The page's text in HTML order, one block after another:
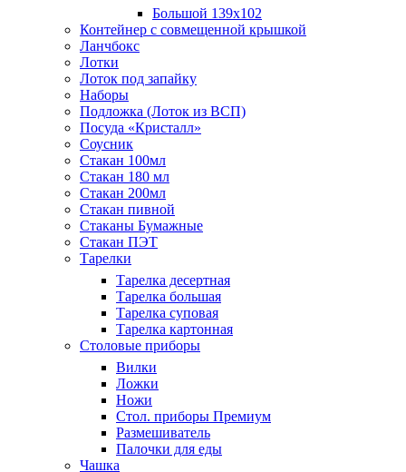
Большой 139х102
Контейнер с совмещенной крышкой
Ланчбокс
Лотки
Лоток под запайку
Наборы
Подложка (Лоток из ВСП)
Посуда «Кристалл»
Соусник
Стакан 100мл
Стакан 180 мл
Стакан 200мл
Стакан пивной
Стаканы Бумажные
Стакан ПЭТ
Тарелки
Тарелка десертная
Тарелка большая
Тарелка суповая
Тарелка картонная
Столовые приборы
Вилки
Ложки
Ножи
Стол. приборы Премиум
Размешиватель
Палочки для еды
Чашка